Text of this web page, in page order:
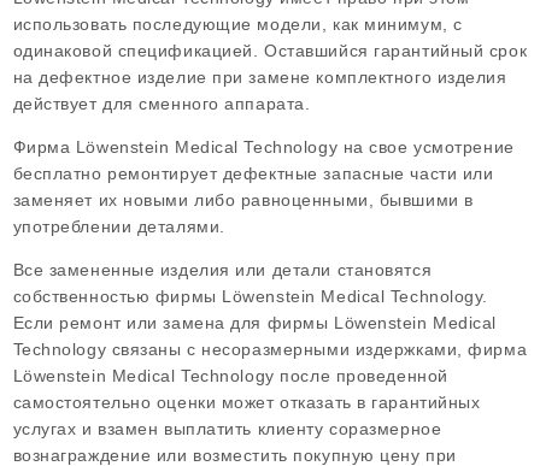
использовать последующие модели, как минимум, с
одинаковой спецификацией. Оставшийся гарантийный срок
на дефектное изделие при замене комплектного изделия
действует для сменного аппарата.
Фирма Löwenstein Medical Technology на свое усмотрение
бесплатно ремонтирует дефектные запасные части или
заменяет их новыми либо равноценными, бывшими в
употреблении деталями.
Все замененные изделия или детали становятся
собственностью фирмы Löwenstein Medical Technology.
Если ремонт или замена для фирмы Löwenstein Medical
Technology связаны с несоразмерными издержками, фирма
Löwenstein Medical Technology после проведенной
самостоятельно оценки может отказать в гарантийных
услугах и взамен выплатить клиенту соразмерное
вознаграждение или возместить покупную цену при